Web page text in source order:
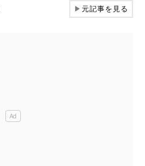
▶元記事を見る